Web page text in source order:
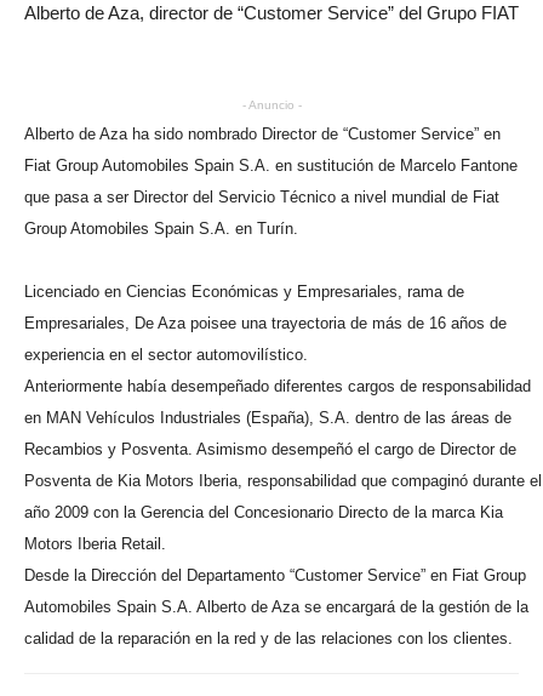
Alberto de Aza, director de “Customer Service” del Grupo FIAT
- Anuncio -
Alberto de Aza ha sido nombrado Director de “Customer Service” en
Fiat Group Automobiles Spain S.A. en sustitución de Marcelo Fantone
que pasa a ser Director del Servicio Técnico a nivel mundial de Fiat
Group Atomobiles Spain S.A. en Turín.
Licenciado en Ciencias Económicas y Empresariales, rama de
Empresariales, De Aza poisee una trayectoria de más de 16 años de
experiencia en el sector automovilístico.
Anteriormente había desempeñado diferentes cargos de responsabilidad
en MAN Vehículos Industriales (España), S.A. dentro de las áreas de
Recambios y Posventa. Asimismo desempeñó el cargo de Director de
Posventa de Kia Motors Iberia, responsabilidad que compaginó durante el
año 2009 con la Gerencia del Concesionario Directo de la marca Kia
Motors Iberia Retail.
Desde la Dirección del Departamento “Customer Service” en Fiat Group
Automobiles Spain S.A. Alberto de Aza se encargará de la gestión de la
calidad de la reparación en la red y de las relaciones con los clientes.